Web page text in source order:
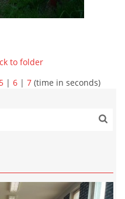
to folder
5 | 6 | 7 (time in seconds)